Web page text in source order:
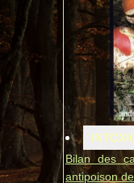
Bilan des
antipoison